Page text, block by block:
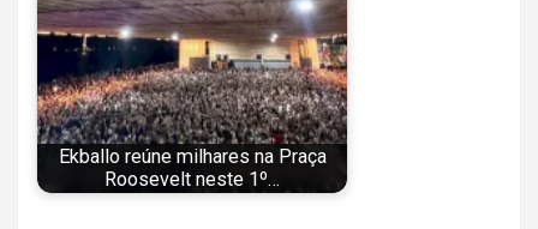
Ekballo reúne milhares na Praça
Roosevelt neste 1º…